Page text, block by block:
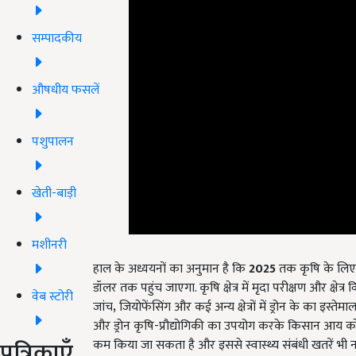
सम्पादकीय
औषधीय फसलें
पशुपालन
खेती-बाड़ी
मशीनरी
वेब स्टोरी
डॉलर तक पहुंच जाएगा. कृषि क्षेत्र में मृदा परीक्षण और
जांच,जियोफेंसिंग और कई अन्य क्षेत्रों में ड्रोन के का
और ड्रोन कृषि-प्रौद्योगिकी का उपयोग करके किसान आय
कम किया जा सकता है और इससे स्वास्थ्य संबंधी खतरें भी